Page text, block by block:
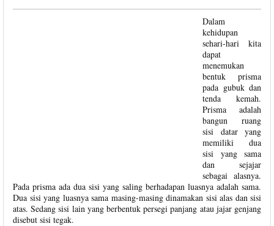
Dalam
kehidupan
sehari-hari kita
dapat
menemukan
bentuk prisma
pada gubuk dan
tenda kemah.
Prisma adalah
bangun ruang
sisi datar yang
memiliki dua
sisi yang sama
dan sejajar
sebagai alasnya.
Pada prisma ada dua sisi yang saling berhadapan luasnya adalah sama.
Dua sisi yang luasnya sama masing-masing dinamakan sisi alas dan sisi
atas. Sedang sisi lain yang berbentuk persegi panjang atau jajar genjang
disebut sisi tegak.